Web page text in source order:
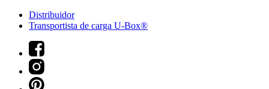
Distribuidor
Transportista de carga U-Box®